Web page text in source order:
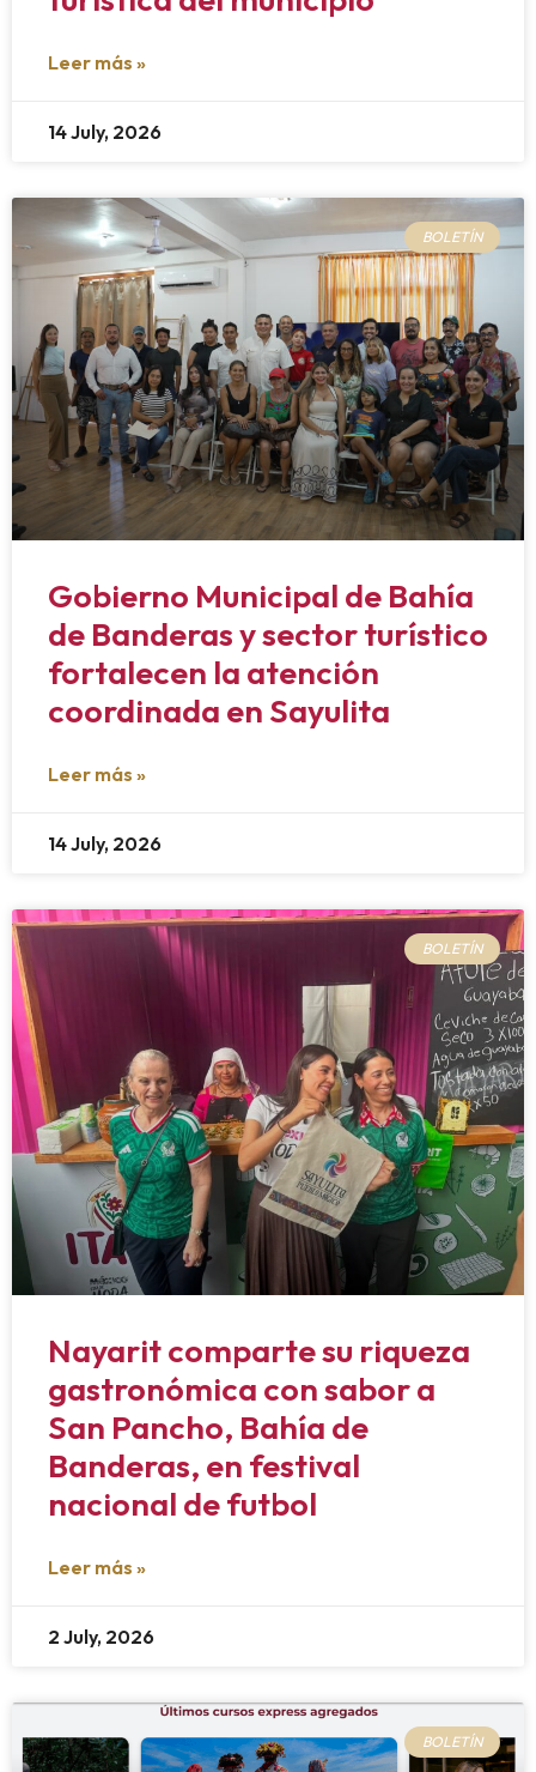
Leer más »
14 July, 2026
BOLETÍN
Gobierno Municipal de Bahía
de Banderas y sector turístico
fortalecen la atención
coordinada en Sayulita
Leer más »
14 July, 2026
BOLETÍN
Nayarit comparte su riqueza
gastronómica con sabor a
San Pancho, Bahía de
Banderas, en festival
nacional de futbol
Leer más »
2 July, 2026
BOLETÍN